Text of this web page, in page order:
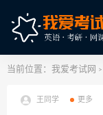
当前位置： 我爱考试网 >
王同学 更多